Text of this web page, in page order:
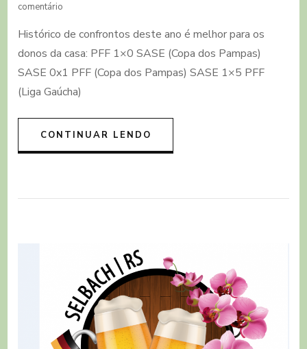
comentário
enfrenta
sábado
o
PFF
Passo
Fundo
Histórico de confrontos deste ano é melhor para os
donos da casa: PFF 1×0 SASE (Copa dos Pampas)
SASE 0x1 PFF (Copa dos Pampas) SASE 1×5 PFF
(Liga Gaúcha)
CONTINUAR LENDO